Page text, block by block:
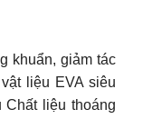
khuẩn, giảm tác
liệu EVA siêu
liệu thoáng